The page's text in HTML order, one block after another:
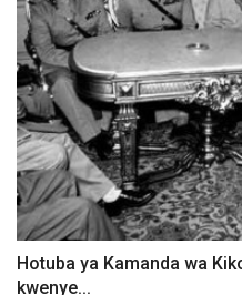
Hotuba ya Kamanda wa
kwenye...